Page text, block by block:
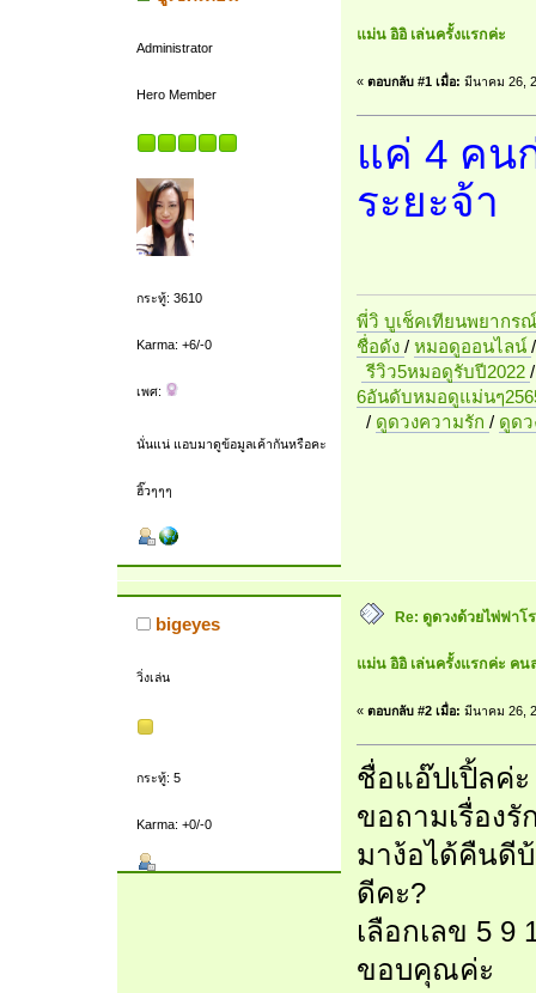
Administrator
Hero Member
กระทู้: 3610
Karma: +6/-0
เพศ:
นั่นแน่ แอบมาดูข้อมูลเค้ากันหรือคะ
ฮิ๊วๆๆๆ
แม่น อิอิ เล่นครั้งแรกค่ะ
« ตอบกลับ #1 เมื่อ: มีนาคม 26,
แค่ 4 คน
ระยะจ้า
พี่วิ บูเช็คเทียนพยากร
ชื่อดัง / หมอดูออนไลน์
รีวิว5หมอดูรับปี2022
6อันดับหมอดูแม่นๆ
/ ดูดวงความรัก / ดูด
bigeyes
วิ่งเล่น
กระทู้: 5
Karma: +0/-0
Re: ดูดวงด้วยไพ่ฟา
แม่น อิอิ เล่นครั้งแรกค่ะ คน
« ตอบกลับ #2 เมื่อ: มีนาคม 26,
ชื่อแอ๊ปเปิ้ลค่ะ
ขอถามเรื่องรั
มาง้อได้คืนดี
ดีคะ?
เลือกเลข 5 9
ขอบคุณค่ะ